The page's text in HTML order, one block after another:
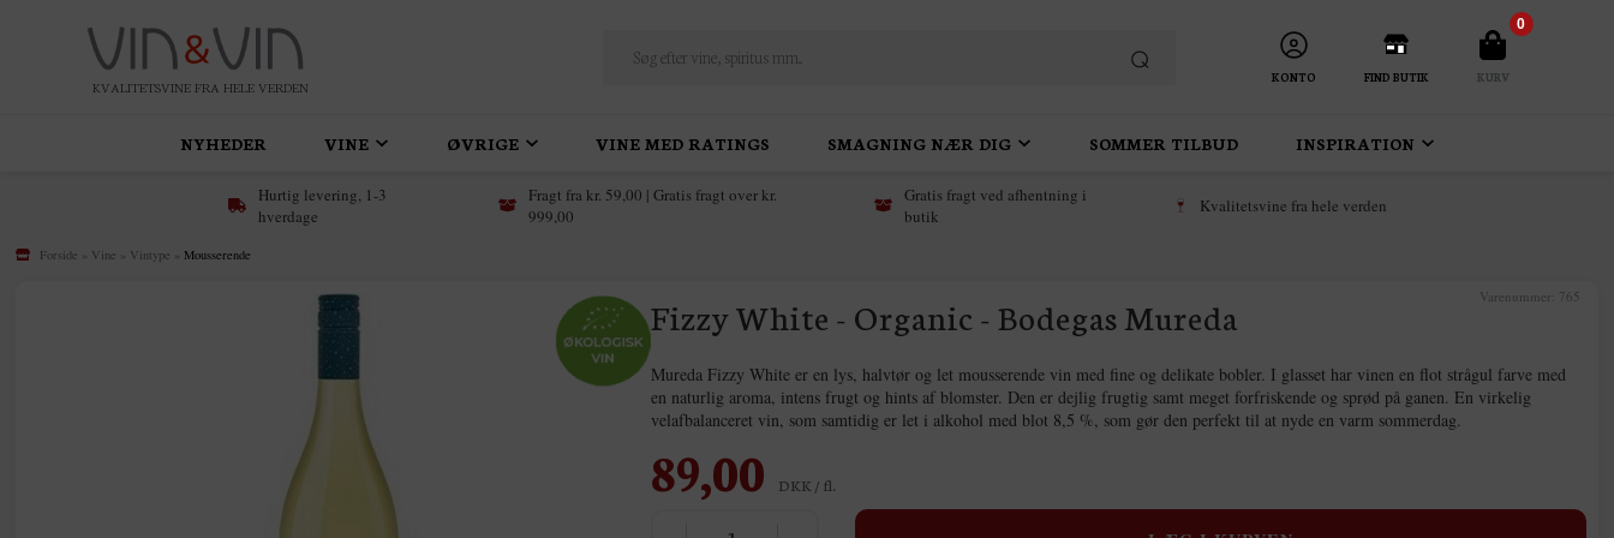
KVALITETSVINE FRA HELE VERDEN
KONTO FIND BUTIK
0
KURV
NYHEDER VINE ØVRIGE VINE MED RATINGS SMAGNING NÆR DIG SOMMER TILBUD INSPIRATION
Hurtig levering, 1-3
hverdage
Fragt fra kr. 59,00 | Gratis fragt over kr.
999,00
Gratis fragt ved afhentning i
butik
Kvalitetsvine fra hele verden
Forside Vine Vintype Mousserende
Varenummer: 765
Fizzy White - Organic - Bodegas Mureda
Mureda Fizzy White er en lys, halvtør og let mousserende vin med fine og delikate bobler. I glasset har vinen en flot strågul farve med
en naturlig aroma, intens frugt og hints af blomster. Den er dejlig frugtig samt meget forfriskende og sprød på ganen. En virkelig
velafbalanceret vin, som samtidig er let i alkohol med blot 8,5 %, som gør den perfekt til at nyde en varm sommerdag.
89,00 DKK / fl.